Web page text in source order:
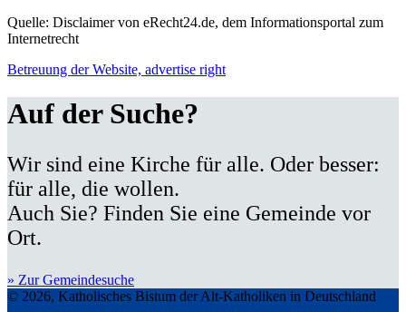
Quelle: Disclaimer von eRecht24.de, dem Informationsportal zum
Internetrecht
Betreuung der Website, advertise right
Auf der Suche?
Wir sind eine Kirche für alle. Oder besser:
für alle, die wollen.
Auch Sie? Finden Sie eine Gemeinde vor
Ort.
» Zur Gemeindesuche
© 2026, Katholisches Bistum der Alt-Katholiken in Deutschland